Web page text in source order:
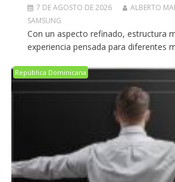
7 DE AGOSTO DE 2026
ALBERTO
SAMSUNG
Con un aspecto refinado, estructura
experiencia pensada para diferentes
República Dominicana